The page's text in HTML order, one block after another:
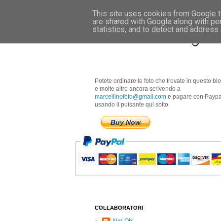
Marcellino
Potete ordinare le foto che trovate in questo
e molte altre ancora scrivendo a
marcellinofoto@gmail.com e pagare con
usando il pulsante qui sotto.
Buy Now
COLLABORATORI
This site uses cookies from Google
are shared with Google along with
statistics, and to detect and address